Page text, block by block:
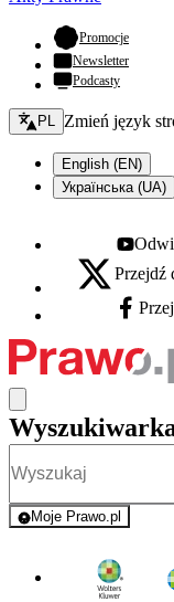
Promocje-
Newsletter
Podcasty
Zmień język - bieżący:
PL Zmień język
English (EN)
Українська (UA)
Youtube -
X - otwiera się w
Przejdź
Facebook
Moje Prawo.pl
- rejestracja i